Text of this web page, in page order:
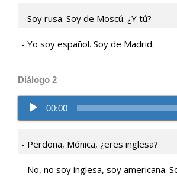
Soy rusa. Soy de Moscú. ¿Y tú?
Yo soy español. Soy de Madrid.
Diálogo 2
Reproductor
de
00:00
Perdona, Mónica, ¿eres inglesa?
No, no soy inglesa, soy americana.